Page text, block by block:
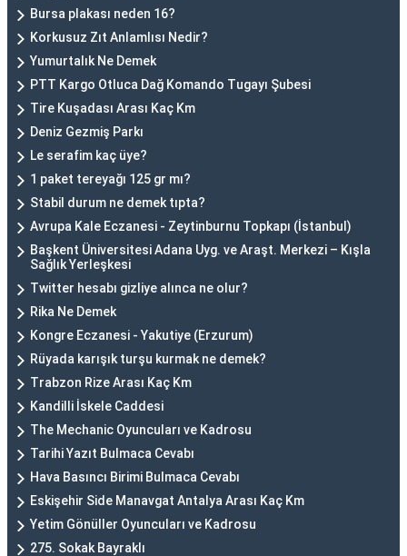
Bursa plakası neden 16?
Korkusuz Zıt Anlamlısı Nedir?
Yumurtalık Ne Demek
PTT Kargo Otluca Dağ Komando Tugayı Şubesi
Tire Kuşadası Arası Kaç Km
Deniz Gezmiş Parkı
Le serafim kaç üye?
1 paket tereyağı 125 gr mı?
Stabil durum ne demek tıpta?
Avrupa Kale Eczanesi - Zeytinburnu Topkapı (İstanbul)
Başkent Üniversitesi Adana Uyg. ve Araşt. Merkezi – Kışla
Sağlık Yerleşkesi
Twitter hesabı gizliye alınca ne olur?
Rika Ne Demek
Kongre Eczanesi - Yakutiye (Erzurum)
Rüyada karışık turşu kurmak ne demek?
Trabzon Rize Arası Kaç Km
Kandilli İskele Caddesi
The Mechanic Oyuncuları ve Kadrosu
Tarihi Yazıt Bulmaca Cevabı
Hava Basıncı Birimi Bulmaca Cevabı
Eskişehir Side Manavgat Antalya Arası Kaç Km
Yetim Gönüller Oyuncuları ve Kadrosu
275. Sokak Bayraklı